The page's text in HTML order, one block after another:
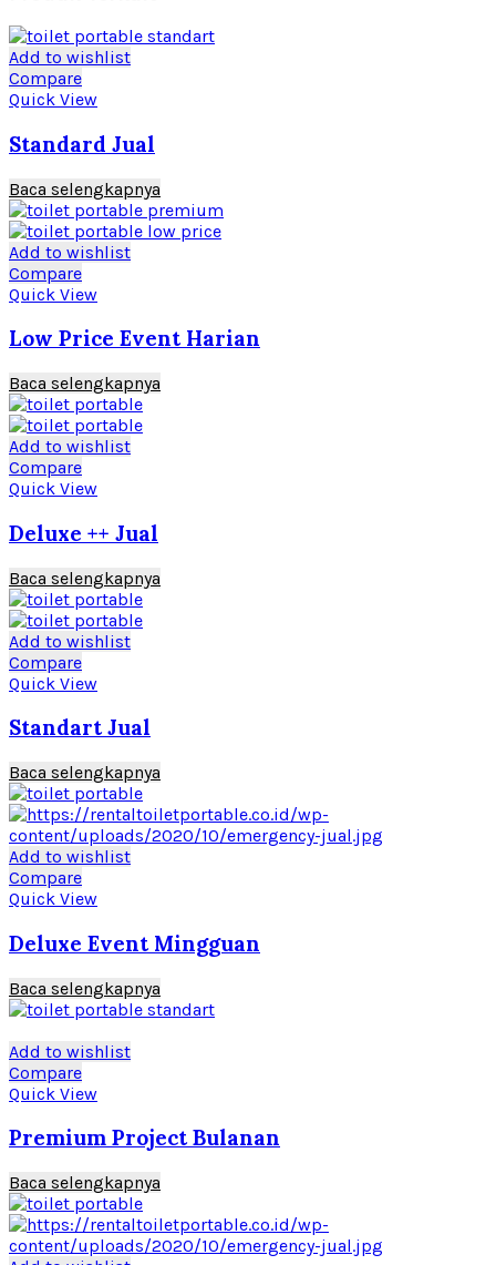
Add to wishlist
Compare
Quick View
Standard Jual
Baca selengkapnya
Add to wishlist
Compare
Quick View
Low Price Event Harian
Baca selengkapnya
Add to wishlist
Compare
Quick View
Deluxe ++ Jual
Baca selengkapnya
Add to wishlist
Compare
Quick View
Standart Jual
Baca selengkapnya
Add to wishlist
Compare
Quick View
Deluxe Event Mingguan
Baca selengkapnya
Add to wishlist
Compare
Quick View
Premium Project Bulanan
Baca selengkapnya